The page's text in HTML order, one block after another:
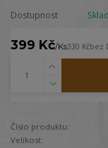
Dostupnost
399 Kč/Ks330 Kčbez
Číslo produktu:
Velikost: